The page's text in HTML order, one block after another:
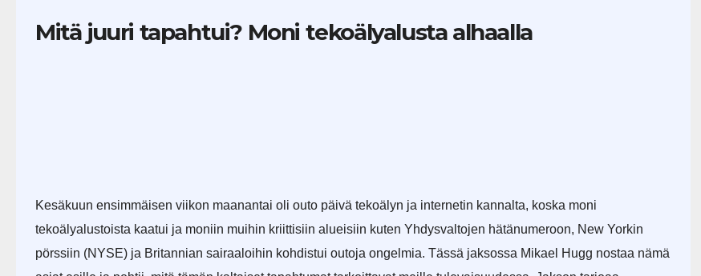
Mitä juuri tapahtui? Moni tekoälyalusta alhaalla
Kesäkuun ensimmäisen viikon maanantai oli outo päivä tekoälyn ja internetin kannalta, koska moni
tekoälyalustoista kaatui ja moniin muihin kriittisiin alueisiin kuten Yhdysvaltojen hätänumeroon, New Yorkin
pörssiin (NYSE) ja Britannian sairaaloihin kohdistui outoja ongelmia. Tässä jaksossa Mikael Hugg nostaa nämä